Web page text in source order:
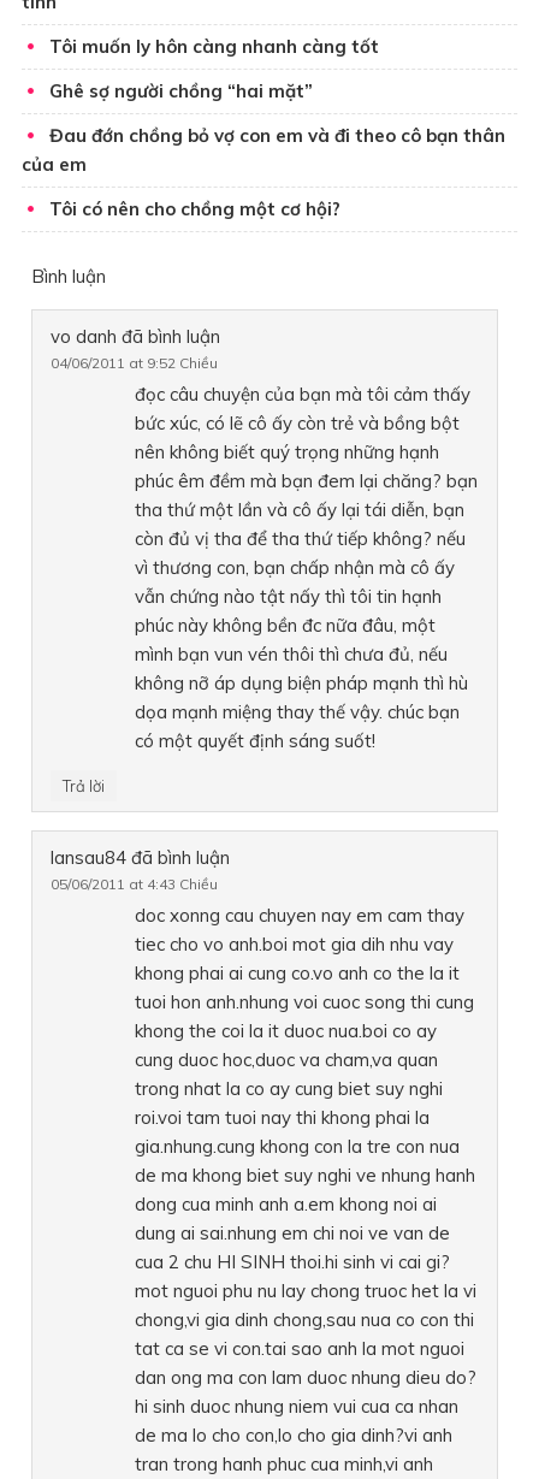
Tôi muốn ly hôn càng nhanh càng tốt
Ghê sợ người chồng “hai mặt”
Đau đớn chồng bỏ vợ con em và đi theo cô bạn thân
của em
Tôi có nên cho chồng một cơ hội?
Bình luận
vo danh đã bình luận
04/06/2011 at 9:52 Chiều
đọc câu chuyện của bạn mà tôi cảm thấy
bức xúc, có lẽ cô ấy còn trẻ và bồng bột
nên không biết quý trọng những hạnh
phúc êm đềm mà bạn đem lại chăng? bạn
tha thứ một lần và cô ấy lại tái diễn, bạn
còn đủ vị tha để tha thứ tiếp không? nếu
vì thương con, bạn chấp nhận mà cô ấy
vẫn chứng nào tật nấy thì tôi tin hạnh
phúc này không bền đc nữa đâu, một
mình bạn vun vén thôi thì chưa đủ, nếu
không nỡ áp dụng biện pháp mạnh thì hù
dọa mạnh miệng thay thế vậy. chúc bạn
có một quyết định sáng suốt!
Trả lời
lansau84 đã bình luận
05/06/2011 at 4:43 Chiều
doc xonng cau chuyen nay em cam thay
tiec cho vo anh.boi mot gia dih nhu vay
khong phai ai cung co.vo anh co the la it
tuoi hon anh.nhung voi cuoc song thi cung
khong the coi la it duoc nua.boi co ay
cung duoc hoc,duoc va cham,va quan
trong nhat la co ay cung biet suy nghi
roi.voi tam tuoi nay thi khong phai la
gia.nhung.cung khong con la tre con nua
de ma khong biet suy nghi ve nhung hanh
dong cua minh anh a.em khong noi ai
dung ai sai.nhung em chi noi ve van de
cua 2 chu HI SINH thoi.hi sinh vi cai gi?
mot nguoi phu nu lay chong truoc het la vi
chong,vi gia dinh chong,sau nua co con thi
tat ca se vi con.tai sao anh la mot nguoi
dan ong ma con lam duoc nhung dieu do?
hi sinh duoc nhung niem vui cua ca nhan
de ma lo cho con,lo cho gia dinh?vi anh
tran trong hanh phuc cua minh,vi anh